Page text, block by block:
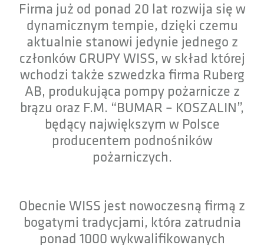
Firma już od ponad 20 lat rozwija się w
dynamicznym tempie, dzięki czemu
aktualnie stanowi jedynie jednego z
członków GRUPY WISS, w skład której
wchodzi także szwedzka firma Ruberg
AB, produkująca pompy pożarnicze z
brązu oraz F.M. “BUMAR – KOSZALIN”,
będący największym w Polsce
producentem podnośników
pożarniczych.
Obecnie WISS jest nowoczesną firmą z
bogatymi tradycjami, która zatrudnia
ponad 1000 wykwalifikowanych